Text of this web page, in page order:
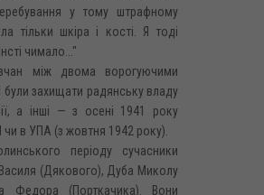
у тому штрафному
тільки шкіра і кості. Я тоді
чимало..."
між двома ворогуючими
були захищати радянську владу
а інші — з осені 1941 року
чи в УПА (з жовтня 1942 року).
періоду сучасники
(Дякового), Дуба Миколу
Федора (Порткачика). Вони